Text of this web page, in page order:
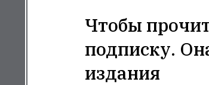
Чтобы
подписку.
издания